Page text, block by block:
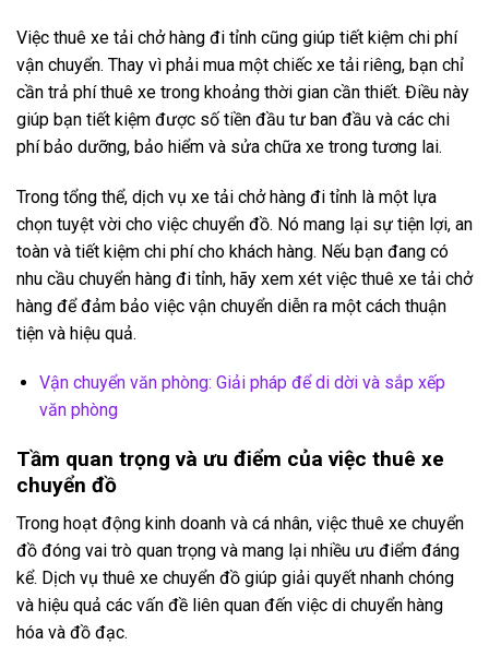
Việc thuê xe tải chở hàng đi tỉnh cũng giúp tiết kiệm chi phí
vận chuyển. Thay vì phải mua một chiếc xe tải riêng, bạn chỉ
cần trả phí thuê xe trong khoảng thời gian cần thiết. Điều này
giúp bạn tiết kiệm được số tiền đầu tư ban đầu và các chi
phí bảo dưỡng, bảo hiểm và sửa chữa xe trong tương lai.
Trong tổng thể, dịch vụ xe tải chở hàng đi tỉnh là một lựa
chọn tuyệt vời cho việc chuyển đồ. Nó mang lại sự tiện lợi, an
toàn và tiết kiệm chi phí cho khách hàng. Nếu bạn đang có
nhu cầu chuyển hàng đi tỉnh, hãy xem xét việc thuê xe tải chở
hàng để đảm bảo việc vận chuyển diễn ra một cách thuận
tiện và hiệu quả.
Vận chuyển văn phòng: Giải pháp để di dời và sắp xếp
văn phòng
Tầm quan trọng và ưu điểm của việc thuê xe
chuyển đồ
Trong hoạt động kinh doanh và cá nhân, việc thuê xe chuyển
đồ đóng vai trò quan trọng và mang lại nhiều ưu điểm đáng
kể. Dịch vụ thuê xe chuyển đồ giúp giải quyết nhanh chóng
và hiệu quả các vấn đề liên quan đến việc di chuyển hàng
hóa và đồ đạc.